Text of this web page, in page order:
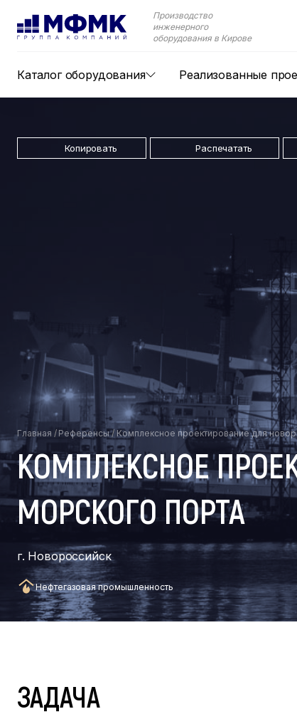
Производство
инженерного
оборудования в Кирове
Каталог оборудования Реализованные
Копировать Распечатать
Главная /Референсы/ Комплексное проектирование для
КОМПЛЕКСНОЕ
МОРСКОГО ПОРТА
г. Новороссийск
Нефтегазовая промышленность
ЗАДАЧА